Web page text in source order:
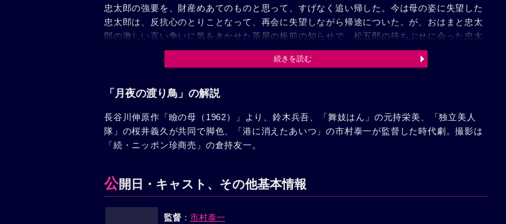
忠太郎の強要を、財産めあてのものと思って、すげなく追い帰した。今は母の姿に失望した
忠太郎は、反抗心のとりことなって、再会に失望しながら帰途についた。が、おはまと忠太
郎の激しい言い争いに気をきかせた茶屋の板前の知らせで、松五郎の待ちぶせに会った忠太
郎は、怒りをぶちまけるように剣を抜いていた。兄忠太郎を追う登世の声も、今は、愛情に
かられて後を追う母の声もなく、忠太郎は、志乃と旅立った。瞼の母が忠太郎をいつまでも
続きを読む
「月夜の渡り鳥」の解説
長谷川伸原作「瞼の母（1962）」より、鈴木兵吾、「舞妓はん」の元持栄美、「独立美人
隊」の桜井義久が共同で脚色、「港に消えたあいつ」の市村泰一が監督した時代劇。撮影は
「続・ニッポン珍商売」の倉持友一。
公開日・キャスト、その他基本情報
監督： 市村泰一